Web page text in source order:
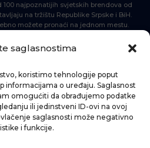
saglasnostima
koristimo tehnologije poput
informacijama o uređaju. Saglasnost
omogućiti da obrađujemo podatke
ili jedinstveni ID-ovi na ovoj
saglasnosti može negativno
i funkcije.
100 najpoznatijih svjetskih brendova od
na tržištu Republike Srpske i BiH.
možete pronaći na jednom mestu.
POČETNA
ŠOPING